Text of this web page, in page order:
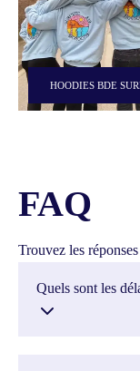
HOODIES BDE
FAQ
Trouvez les
Quels sont les